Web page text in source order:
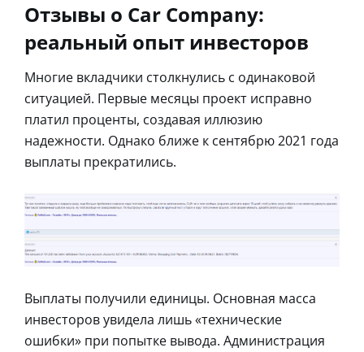
Отзывы о Car Company:
реальный опыт инвесторов
Многие вкладчики столкнулись с одинаковой
ситуацией. Первые месяцы проект исправно
платил проценты, создавая иллюзию
надежности. Однако ближе к сентябрю 2021 года
выплаты прекратились.
Выплаты получили единицы. Основная масса
инвесторов увидела лишь «технические
ошибки» при попытке вывода. Администрация